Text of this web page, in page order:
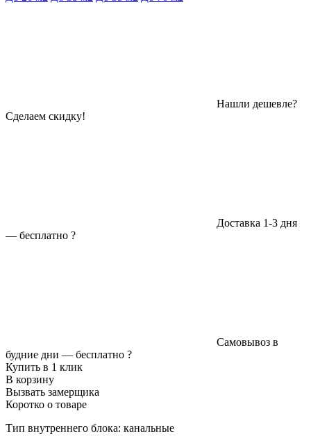
Нашли дешевле?
Сделаем скидку!
Доставка 1-3 дня
— бесплатно ?
Самовывоз в
будние дни — бесплатно ?
Купить в 1 клик
В корзину
Вызвать замерщика
Коротко о товаре
Тип внутреннего блока: канальные